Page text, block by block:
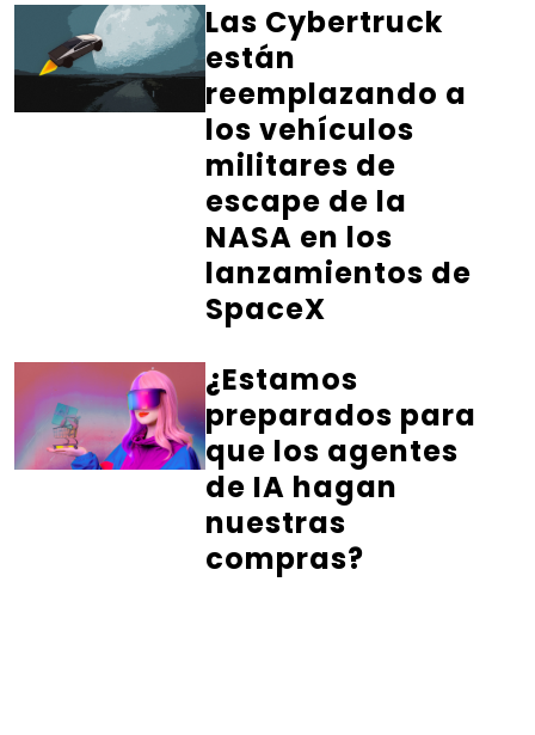
Las Cybertruck
están
reemplazando a
los vehículos
militares de
escape de la
NASA en los
lanzamientos de
SpaceX
¿Estamos
preparados para
que los agentes
de IA hagan
nuestras
compras?